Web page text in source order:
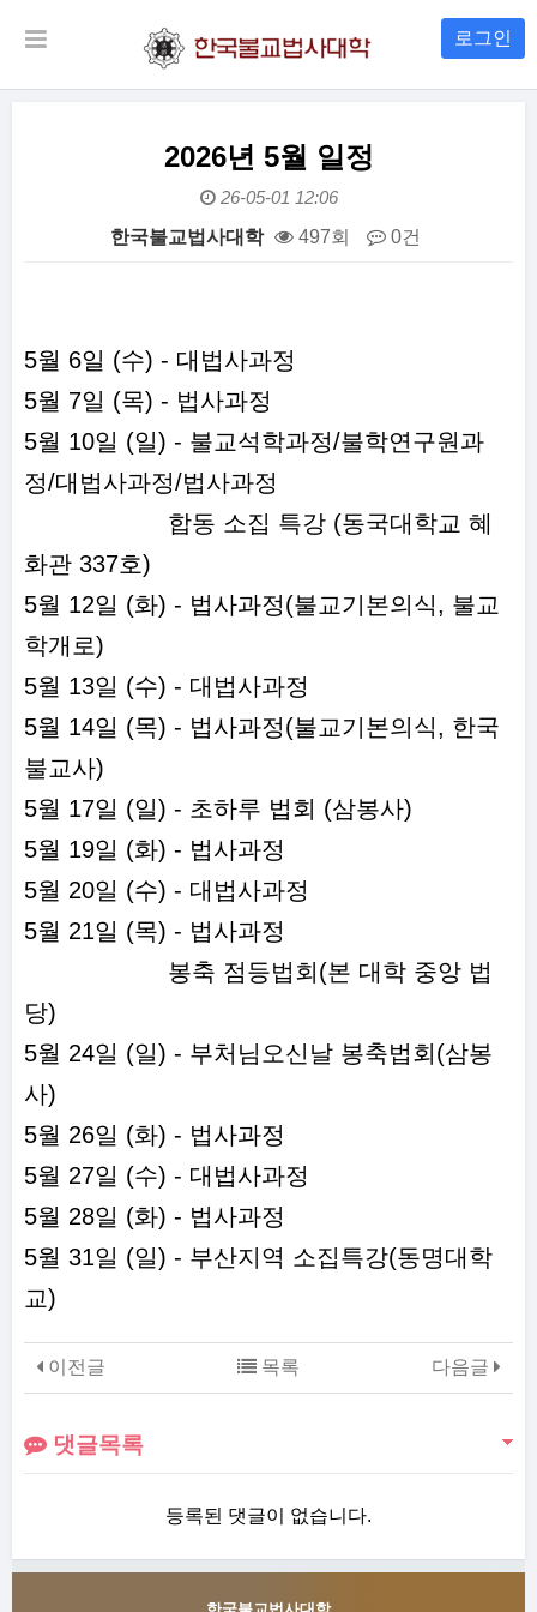
로그인
2026년 5월 일정
26-05-01 12:06
한국불교법사대학 497회 0건
5월 6일 (수) - 대법사과정
5월 7일 (목) - 법사과정
5월 10일 (일) - 불교석학과정/불학연구원과
정/대법사과정/법사과정
합동 소집 특강 (동국대학교 혜
화관 337호)
5월 12일 (화) - 법사과정(불교기본의식, 불교
학개로)
5월 13일 (수) - 대법사과정
5월 14일 (목) - 법사과정(불교기본의식, 한국
불교사)
5월 17일 (일) - 초하루 법회 (삼봉사)
5월 19일 (화) - 법사과정
5월 20일 (수) - 대법사과정
5월 21일 (목) - 법사과정
봉축 점등법회(본 대학 중앙 법
당)
5월 24일 (일) - 부처님오신날 봉축법회(삼봉
사)
5월 26일 (화) - 법사과정
5월 27일 (수) - 대법사과정
5월 28일 (화) - 법사과정
5월 31일 (일) - 부산지역 소집특강(동명대학
교)
이전글 다음글
목록
댓글목록
등록된 댓글이 없습니다.